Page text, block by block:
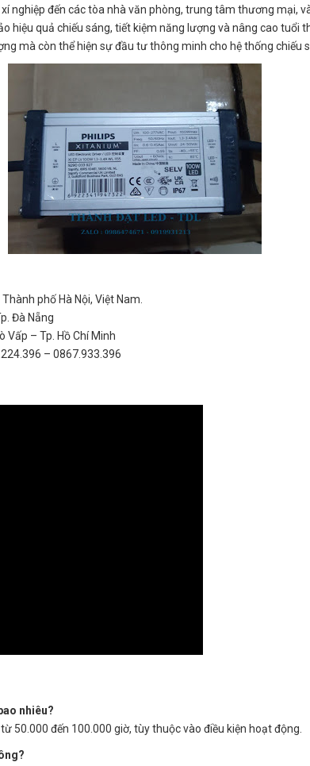
nghiệp đến các tòa nhà văn phòng, trung tâm thương mại,
hiệu quả chiếu sáng, tiết kiệm năng lượng và nâng cao tuổi
mà còn thể hiện sự đầu tư thông minh cho hệ thống chiếu
phố Hà Nội, Việt Nam.
Đà Nẵng
Vấp – Tp. Hồ Chí Minh
– 0867.933.396
nhiêu?
50.000 đến 100.000 giờ, tùy thuộc vào điều kiện hoạt động.